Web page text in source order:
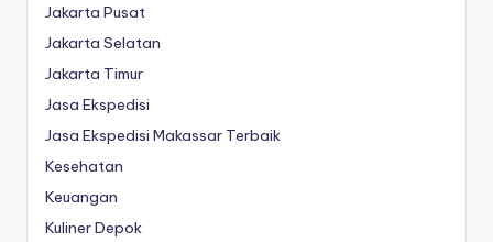
Jakarta Pusat
Jakarta Selatan
Jakarta Timur
Jasa Ekspedisi
Jasa Ekspedisi Makassar Terbaik
Kesehatan
Keuangan
Kuliner Depok